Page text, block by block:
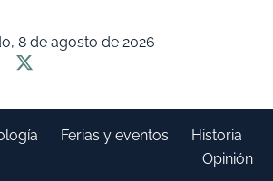
8 de agosto de 2026
Ferias y eventos
Historia
Opinión